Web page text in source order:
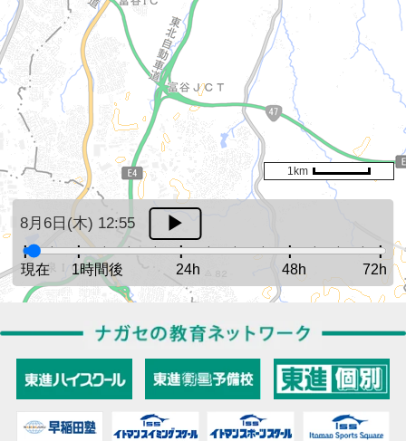
8月6日(木) 12:55
現在 1時間後 24h 48h 72h
1km